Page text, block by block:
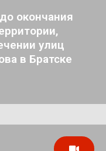
окончания
улиц
в Братске